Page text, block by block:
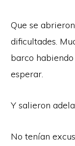
Que se
dificultades.
barco
esperar.
Y salieron
No tenían